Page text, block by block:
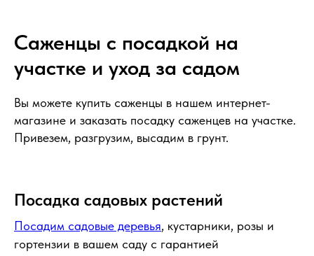
Саженцы с посадкой на
участке и уход за садом
Вы можете купить саженцы в нашем интернет-
магазине и заказать посадку саженцев на участке.
Привезем, разгрузим, высадим в грунт.
Посадка садовых растений
Посадим садовые деревья, кустарники, розы и
гортензии в вашем саду с гарантией